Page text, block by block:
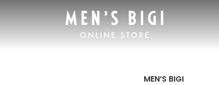
MEN’S BIGI